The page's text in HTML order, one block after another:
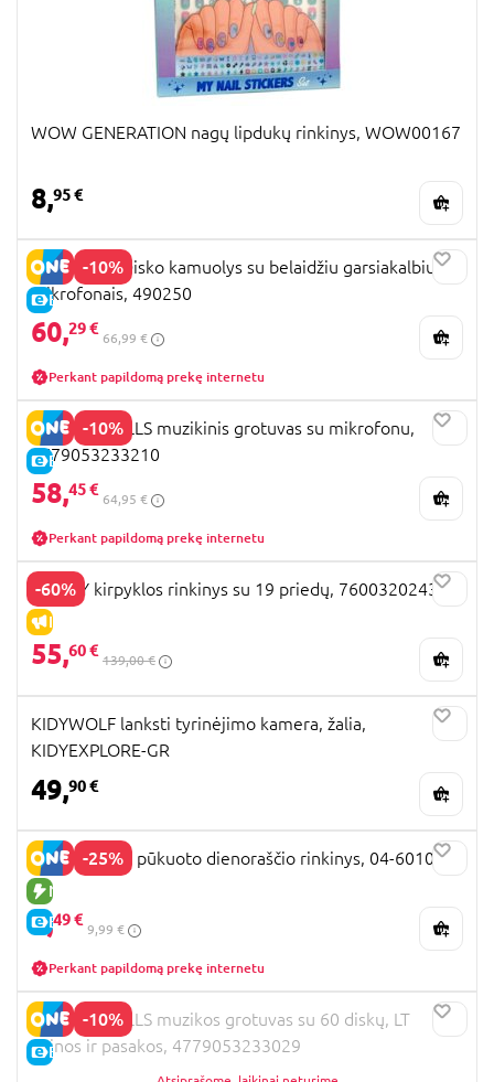
WOW GENERATION nagų lipdukų rinkinys, WOW00167
8,95 €
-10%
E-KAINA
BONTEMPI Disko kamuolys su belaidžiu garsiakalbiu ir
mikrofonais, 490250
60,29 €
66,99 €
Perkant papildomą prekę internetu
-10%
E-KAINA
YES FOR SKILLS muzikinis grotuvas su mikrofonu,
4779053233210
58,45 €
64,95 €
Perkant papildomą prekę internetu
-60%
IŠPARDAVIMAS
SMOBY kirpyklos rinkinys su 19 priedų, 7600320243
55,60 €
139,00 €
KIDYWOLF lanksti tyrinėjimo kamera, žalia,
KIDYEXPLORE-GR
49,90 €
-25%
NAUJA PREKĖ
E-KAINA
HELLO KITTY pūkuoto dienoraščio rinkinys, 04-6010
7,49 €
9,99 €
Perkant papildomą prekę internetu
-10%
E-KAINA
YES FOR SKILLS muzikos grotuvas su 60 diskų, LT
dainos ir pasakos, 4779053233029